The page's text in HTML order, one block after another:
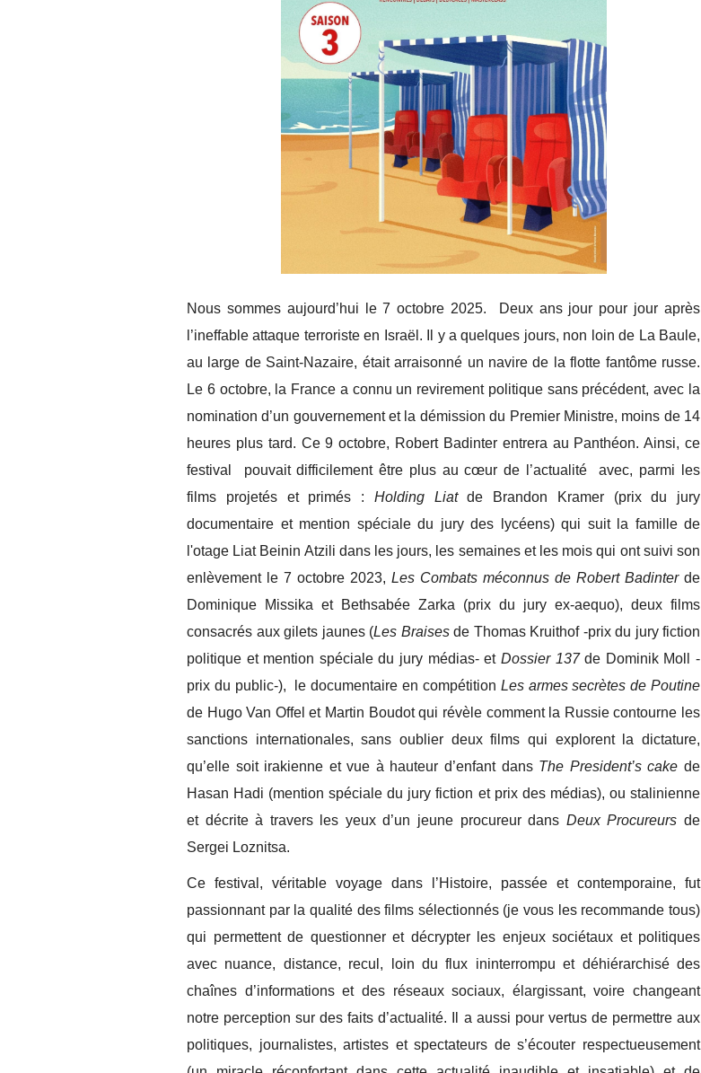
Nous sommes aujourd’hui le 7 octobre 2025. Deux ans jour pour jour après
l’ineffable attaque terroriste en Israël. Il y a quelques jours, non loin de La Baule,
au large de Saint-Nazaire, était arraisonné un navire de la flotte fantôme russe.
Le 6 octobre, la France a connu un revirement politique sans précédent, avec la
nomination d’un gouvernement et la démission du Premier Ministre, moins de 14
heures plus tard. Ce 9 octobre, Robert Badinter entrera au Panthéon. Ainsi, ce
festival pouvait difficilement être plus au cœur de l’actualité avec, parmi les
films projetés et primés : Holding Liatde Brandon Kramer (prix du jury
documentaire et mention spéciale du jury des lycéens) qui suit la famille de
l'otage Liat Beinin Atzili dans les jours, les semaines et les mois qui ont suivi son
enlèvement le 7 octobre 2023, Les Combats méconnus de Robert Badinter de
Dominique Missika et Bethsabée Zarka (prix du jury ex-aequo), deux films
consacrés aux gilets jaunes (Les Braises de Thomas Kruithof -prix du jury fiction
politique et mention spéciale du jury médias- et Dossier 137de Dominik Moll -
prix du public-), le documentaire en compétition Les armes secrètes de Poutine
de Hugo Van Offel et Martin Boudot qui révèle comment la Russie contourne les
sanctions internationales, sans oublier deux films qui explorent la dictature,
qu’elle soit irakienne et vue à hauteur d’enfant dans The President’s cake de
Hasan Hadi (mention spéciale du jury fiction et prix des médias), ou stalinienne
et décrite à travers les yeux d’un jeune procureur dans Deux Procureurs de
Sergei Loznitsa.
Ce festival, véritable voyage dans l’Histoire, passée et contemporaine, fut
passionnant par la qualité des films sélectionnés (je vous les recommande tous)
qui permettent de questionner et décrypter les enjeux sociétaux et politiques
avec nuance, distance, recul, loin du flux ininterrompu et déhiérarchisé des
chaînes d’informations et des réseaux sociaux, élargissant, voire changeant
notre perception sur des faits d’actualité. Il a aussi pour vertus de permettre aux
politiques, journalistes, artistes et spectateurs de s’écouter respectueusement